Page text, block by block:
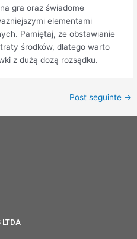
gra oraz świadome
elementami
Pamiętaj, że obstawianie
środków, dlatego warto
z dużą dozą rozsądku.
Post seguinte →
LTDA